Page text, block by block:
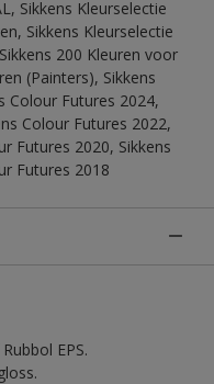
Sikkens Kleurselectie
Sikkens Kleurselectie
200 Kleuren voor
(Painters), Sikkens
Colour Futures 2024,
Colour Futures 2022,
Futures 2020, Sikkens
Futures 2018
EPS.